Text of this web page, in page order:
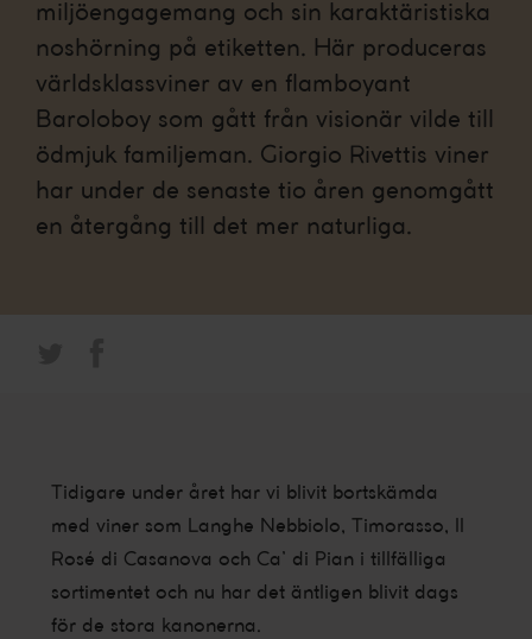
miljöengagemang och sin karaktäristiska
noshörning på etiketten. Här produceras
världsklassviner av en flamboyant
Baroloboy som gått från visionär vilde till
ödmjuk familjeman. Giorgio Rivettis viner
har under de senaste tio åren genomgått
en återgång till det mer naturliga.
Tidigare under året har vi blivit bortskämda
med viner som Langhe Nebbiolo, Timorasso, Il
Rosé di Casanova och Ca’ di Pian i tillfälliga
sortimentet och nu har det äntligen blivit dags
för de stora kanonerna.